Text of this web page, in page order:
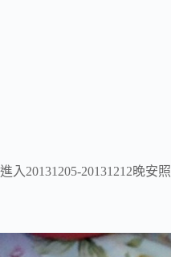
進入20131205-20131212晚安照